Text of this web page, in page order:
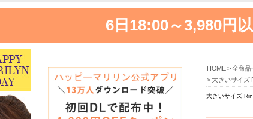
6日18:00～3,980円
HOME 全商品
大きいサイズ
大きいサイズ